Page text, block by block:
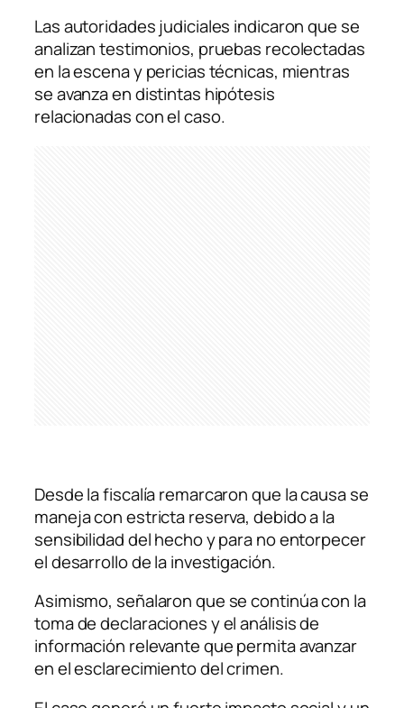
Las autoridades judiciales indicaron que se
analizan testimonios, pruebas recolectadas
en la escena y pericias técnicas, mientras
se avanza en distintas hipótesis
relacionadas con el caso.
Desde la fiscalía remarcaron que la causa se
maneja con estricta reserva, debido a la
sensibilidad del hecho y para no entorpecer
el desarrollo de la investigación.
Asimismo, señalaron que se continúa con la
toma de declaraciones y el análisis de
información relevante que permita avanzar
en el esclarecimiento del crimen.